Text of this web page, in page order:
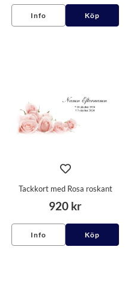
Info Köp
Tackkort med Rosa roskant
920 kr
Info Köp